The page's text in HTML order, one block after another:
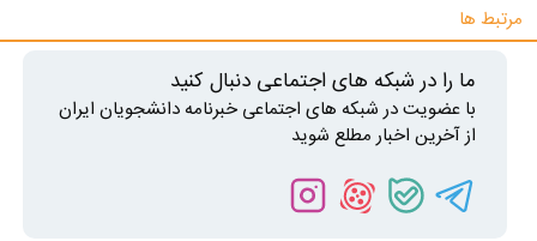
مرتبط ها
ما را در شبکه های اجتماعی دنبال کنید
با عضویت در شبکه های اجتماعی خبرنامه دانشجویان ایران
از آخرین اخبار مطلع شوید